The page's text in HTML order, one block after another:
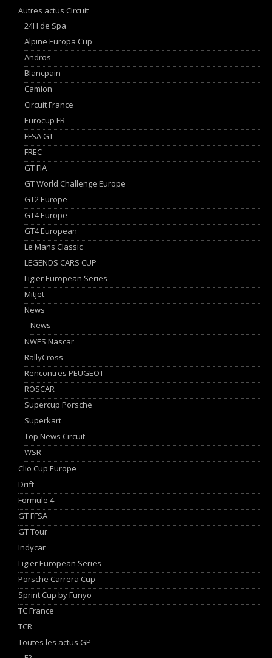
Autres actus Circuit
24H de Spa
Alpine Europa Cup
Andros
Blancpain
Camion
Circuit France
Eurocup FR
FFSA GT
FREC
GT FIA
GT World Challenge Europe
GT2 Europe
GT4 Europe
GT4 European
Le Mans Classic
LEGENDS CARS CUP
Ligier European Series
Mitjet
News
News
NWES Nascar
RallyCross
Rencontres PEUGEOT
ROSCAR
Supercup Porsche
Superkart
Top News Circuit
WSR
Clio Cup Europe
Drift
Formule 4
GT FFSA
GT Tour
Indycar
Ligier European Series
Porsche Carrera Cup
Sprint Cup by Funyo
TC France
TCR
Toutes les actus GP